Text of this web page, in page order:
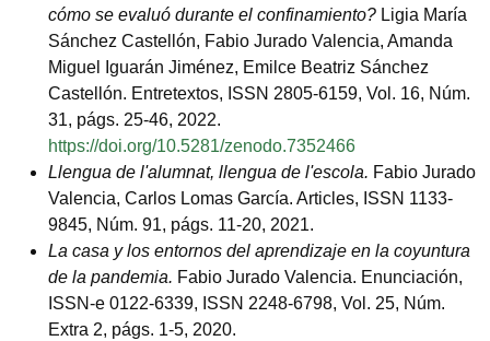
cómo se evaluó durante el confinamiento? Ligia María
Sánchez Castellón, Fabio Jurado Valencia, Amanda
Miguel Iguarán Jiménez, Emilce Beatriz Sánchez
Castellón. Entretextos, ISSN 2805-6159, Vol. 16, Núm.
31, págs. 25-46, 2022.
https://doi.org/10.5281/zenodo.7352466
Llengua de l'alumnat, llengua de l'escola. Fabio Jurado
Valencia, Carlos Lomas García. Articles, ISSN 1133-
9845, Núm. 91, págs. 11-20, 2021.
La casa y los entornos del aprendizaje en la coyuntura
de la pandemia. Fabio Jurado Valencia. Enunciación,
ISSN-e 0122-6339, ISSN 2248-6798, Vol. 25, Núm.
Extra 2, págs. 1-5, 2020.